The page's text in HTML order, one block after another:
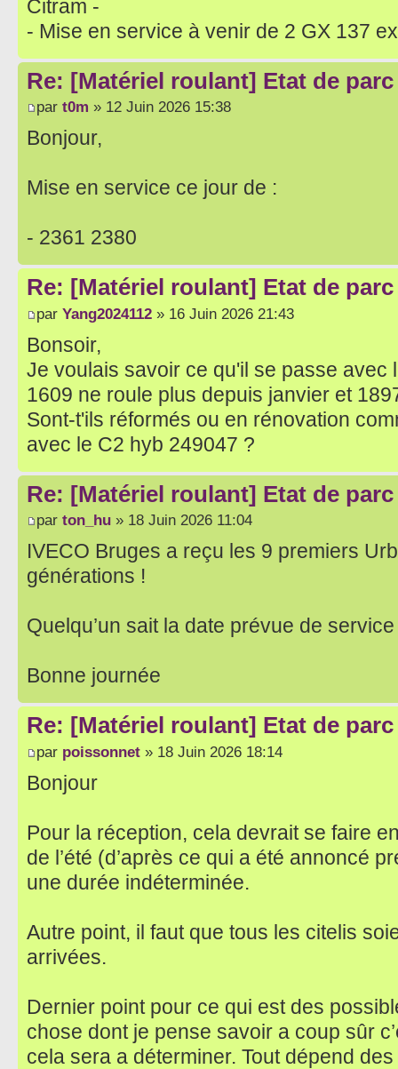
Citram -
- Mise en service à venir de 2 GX 137
Re: [Matériel roulant] Etat de
par t0m » 12 Juin 2026 15:38
Bonjour,
Mise en service ce jour de :
- 2361 2380
Re: [Matériel roulant] Etat de
par Yang2024112 » 16 Juin 2026 21:43
Bonsoir,
Je voulais savoir ce qu'il se passe avec
1609 ne roule plus depuis janvier et
Sont-t'ils réformés ou en rénovation
avec le C2 hyb 249047 ?
Re: [Matériel roulant] Etat de
par ton_hu » 18 Juin 2026 11:04
IVECO Bruges a reçu les 9 premiers
générations !
Quelqu’un sait la date prévue de
Bonne journée
Re: [Matériel roulant] Etat de
par poissonnet » 18 Juin 2026 18:14
Bonjour
Pour la réception, cela devrait se faire
de l’été (d’après ce qui a été annoncé
une durée indéterminée.
Autre point, il faut que tous les citelis
arrivées.
Dernier point pour ce qui est des
chose dont je pense savoir a coup sûr
cela sera a déterminer. Tout dépend